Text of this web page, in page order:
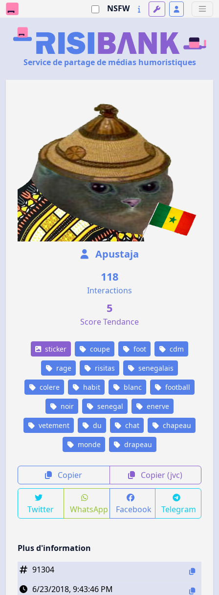
NSFW
Service de partage de médias humoristiques
Apustaja
118
Interactions
5
Score Tendance
sticker coupe foot cdm
rage risitas senegalais
colere habit blanc football
noir senegal enerve
vetement du chat chapeau
monde drapeau
Copier Copier (jvc)
Twitter WhatsApp Facebook Telegram
Plus d'information
91304
6/23/2018, 9:43:46 PM